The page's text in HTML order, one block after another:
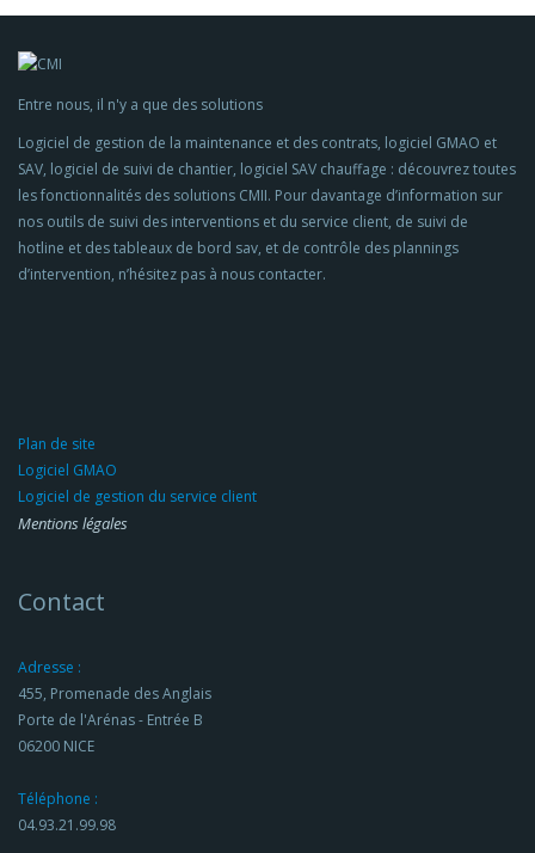
Entre nous, il n'y a que des solutions
Logiciel de gestion de la maintenance et des contrats, logiciel GMAO et
SAV, logiciel de suivi de chantier, logiciel SAV chauffage : découvrez toutes
les fonctionnalités des solutions CMII. Pour davantage d’information sur
nos outils de suivi des interventions et du service client, de suivi de
hotline et des tableaux de bord sav, et de contrôle des plannings
d’intervention, n’hésitez pas à nous contacter.
Plan de site
Logiciel GMAO
Logiciel de gestion du service client
Mentions légales
Contact
Adresse :
455, Promenade des Anglais
Porte de l'Arénas - Entrée B
06200 NICE
Téléphone :
04.93.21.99.98